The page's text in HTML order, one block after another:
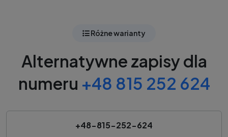
Różne warianty
Alternatywne zapisy dla
numeru +48 815 252 624
+48-815-252-624